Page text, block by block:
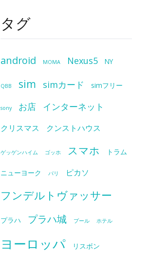
タグ
android MOMA Nexus5 NY
QBB sim simカード simフリー
sony お店 インターネット
クリスマス クンストハウス
ゲッゲンハイム ゴッホ スマホ トラム
ニューヨーク パリ ピカソ
フンデルトヴァッサー
プラハ プラハ城 プール ホテル
ヨーロッパ リスボン